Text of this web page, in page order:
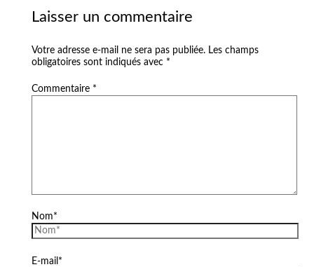
Laisser un commentaire
Votre adresse e-mail ne sera pas publiée. Les champs
obligatoires sont indiqués avec *
Commentaire *
Nom*
E-mail*